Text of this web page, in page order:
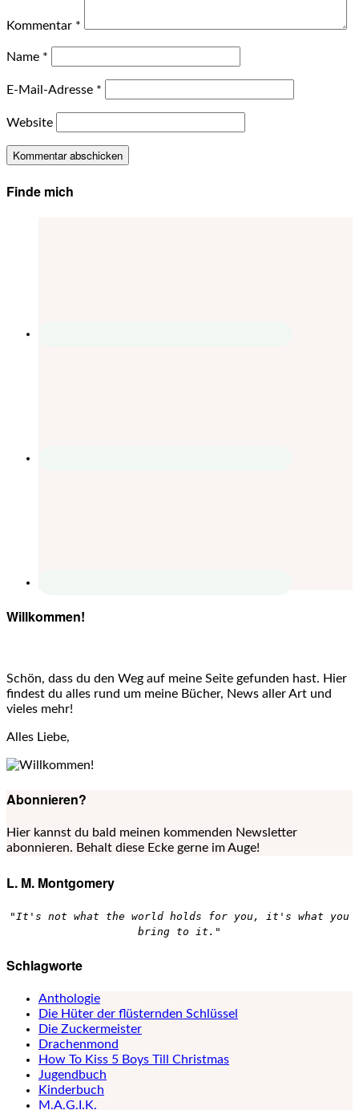
Kommentar *
Name *
E-Mail-Adresse *
Website
Finde mich
Willkommen!
Schön, dass du den Weg auf meine Seite gefunden hast. Hier
findest du alles rund um meine Bücher, News aller Art und
vieles mehr!
Alles Liebe,
Abonnieren?
Hier kannst du bald meinen kommenden Newsletter
abonnieren. Behalt diese Ecke gerne im Auge!
L. M. Montgomery
"It's not what the world holds for you, it's what you
bring to it."
Schlagworte
Anthologie
Die Hüter der flüsternden Schlüssel
Die Zuckermeister
Drachenmond
How To Kiss 5 Boys Till Christmas
Jugendbuch
Kinderbuch
M.A.G.I.K.